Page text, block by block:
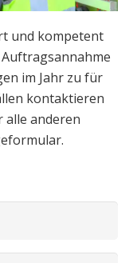
und kompetent
alle anderen